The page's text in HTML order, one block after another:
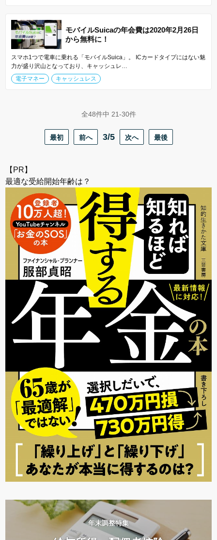
モバイルSuicaの年会費は2020年2月26日
から無料に！
スマホ1つで電車に乗れる「モバイルSuica」。 ICカードタイプにはない魅
力が盛り沢山となっており、キャッシュレ…
電子マネー
キャッシュレス
全48件中 21-30件
最初 前へ 3/5 次へ 最後
【PR】
最適な受給開始年齢は？
年末調整特集